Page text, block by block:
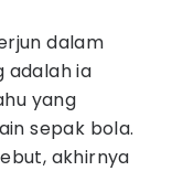
dalam
adalah ia
yang
sepak bola.
akhirnya